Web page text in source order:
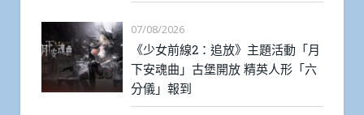
07/08/2026
《少女前線2：追放》主題活動「月
下安魂曲」古堡開放 精英人形「六
分儀」報到